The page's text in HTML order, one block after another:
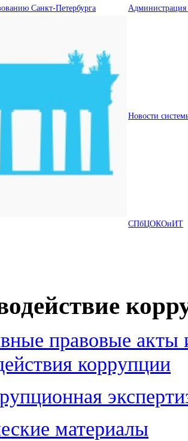
Администрация
Новости
СПбЦОКОиИТ
правовые акты
коррупции
материалы